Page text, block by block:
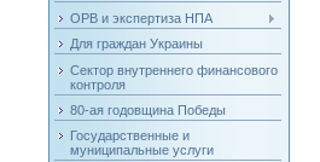
ОРВ и экспертиза НПА
Для граждан Украины
Сектор внутреннего финансового
контроля
80-ая годовщина Победы
Государственные и
муниципальные услуги